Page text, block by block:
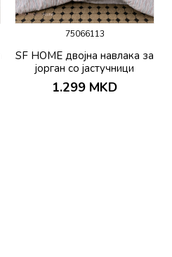
75066113
SF HOME двојна навлака за
јорган со јастучници
200х230 Sueno
1.299 MKD